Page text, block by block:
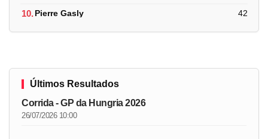
10.Pierre Gasly 42
Últimos Resultados
Corrida - GP da Hungria 2026
26/07/2026 10:00